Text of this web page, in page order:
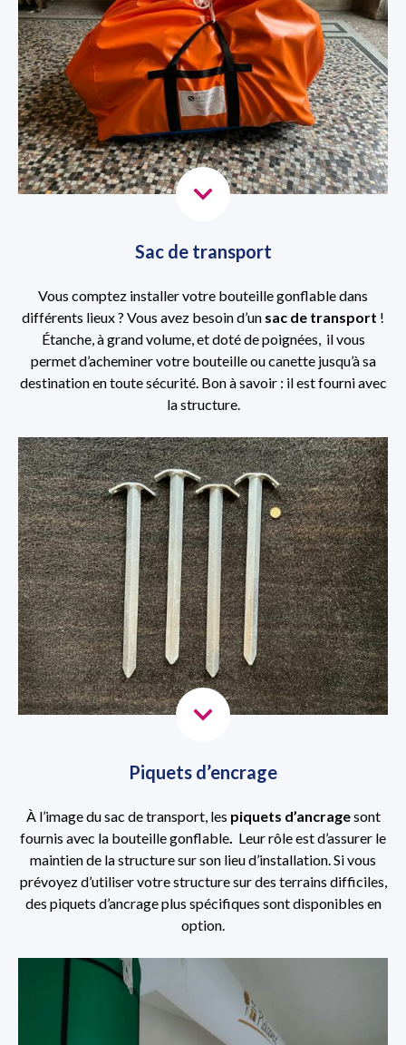
Sac de transport
Vous comptez installer votre bouteille gonflable dans
différents lieux ? Vous avez besoin d’un sac de transport !
Étanche, à grand volume, et doté de poignées, il vous
permet d’acheminer votre bouteille ou canette jusqu’à sa
destination en toute sécurité. Bon à savoir : il est fourni avec
la structure.
Piquets d’encrage
À l’image du sac de transport, les piquets d’ancragesont
fournis avec la bouteille gonflable. Leur rôle est d’assurer le
maintien de la structure sur son lieu d’installation. Si vous
prévoyez d’utiliser votre structure sur des terrains difficiles,
des piquets d’ancrage plus spécifiques sont disponibles en
option.